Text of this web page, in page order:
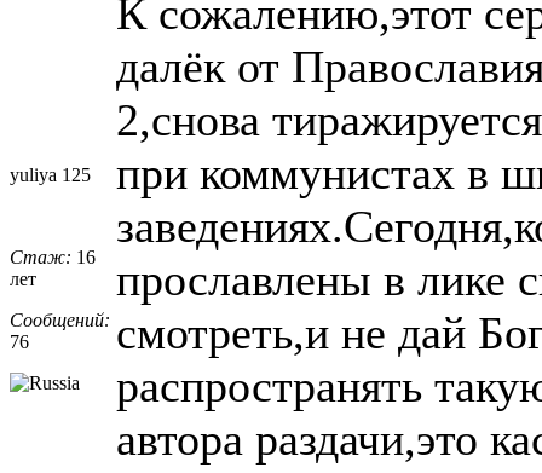
yuliya 125
Стаж: 16
лет
Сообщений:
76
К сожалению,этот
далёк от
2,снова
при коммунистах в
прославлены в лике
смотреть,и не дай
распространять
автора раздачи,это